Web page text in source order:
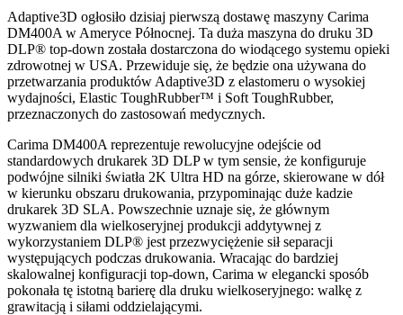
Adaptive3D ogłosiło dzisiaj pierwszą dostawę maszyny Carima
DM400A w Ameryce Północnej. Ta duża maszyna do druku 3D
DLP® top-down została dostarczona do wiodącego systemu opieki
zdrowotnej w USA. Przewiduje się, że będzie ona używana do
przetwarzania produktów Adaptive3D z elastomeru o wysokiej
wydajności, Elastic ToughRubber™ i Soft ToughRubber,
przeznaczonych do zastosowań medycznych.
Carima DM400A reprezentuje rewolucyjne odejście od
standardowych drukarek 3D DLP w tym sensie, że konfiguruje
podwójne silniki światła 2K Ultra HD na górze, skierowane w dół
w kierunku obszaru drukowania, przypominając duże kadzie
drukarek 3D SLA. Powszechnie uznaje się, że głównym
wyzwaniem dla wielkoseryjnej produkcji addytywnej z
wykorzystaniem DLP® jest przezwyciężenie sił separacji
występujących podczas drukowania. Wracając do bardziej
skalowalnej konfiguracji top-down, Carima w elegancki sposób
pokonała tę istotną barierę dla druku wielkoseryjnego: walkę z
grawitacją i siłami oddzielającymi.